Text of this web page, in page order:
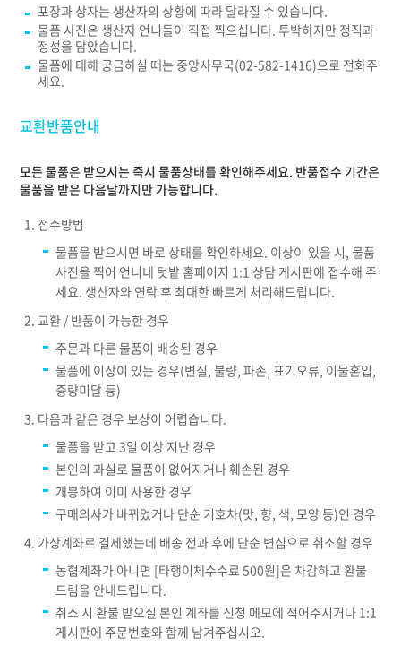
포장과 상자는 생산자의 상황에 따라 달라질 수 있습니다.
물품 사진은 생산자 언니들이 직접 찍으십니다. 투박하지만 정직과
정성을 담았습니다.
물품에 대해 궁금하실 때는 중앙사무국(02-582-1416)으로 전화주
세요.
교환반품안내
모든 물품은 받으시는 즉시 물품상태를 확인해주세요. 반품접수 기간은
물품을 받은 다음날까지만 가능합니다.
접수방법
물품을 받으시면 바로 상태를 확인하세요. 이상이 있을 시, 물품
사진을 찍어 언니네 텃밭 홈페이지 1:1 상담 게시판에 접수해 주
세요. 생산자와 연락 후 최대한 빠르게 처리해드립니다.
교환 / 반품이 가능한 경우
주문과 다른 물품이 배송된 경우
물품에 이상이 있는 경우(변질, 불량, 파손, 표기오류, 이물혼입,
중량미달 등)
다음과 같은 경우 보상이 어렵습니다.
물품을 받고 3일 이상 지난 경우
본인의 과실로 물품이 없어지거나 훼손된 경우
개봉하여 이미 사용한 경우
구매의사가 바뀌었거나 단순 기호차(맛, 향, 색, 모양 등)인 경우
가상계좌로 결제했는데 배송 전과 후에 단순 변심으로 취소할 경우
농협계좌가 아니면 [타행이체수수료 500원]은 차감하고 환불
드림을 안내드립니다.
취소 시 환불 받으실 본인 계좌를 신청 메모에 적어주시거나 1:1
게시판에 주문번호와 함께 남겨주십시오.